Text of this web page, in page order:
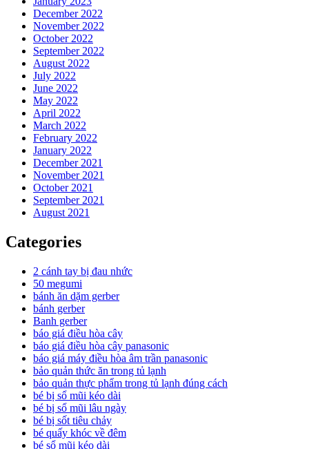
December 2022
November 2022
October 2022
September 2022
August 2022
July 2022
June 2022
May 2022
April 2022
March 2022
February 2022
January 2022
December 2021
November 2021
October 2021
September 2021
August 2021
Categories
2 cánh tay bị đau nhức
50 megumi
bánh ăn dặm gerber
bánh gerber
Banh gerber
báo giá điều hòa cây
báo giá điều hòa cây panasonic
báo giá máy điều hòa âm trần panasonic
bảo quản thức ăn trong tủ lạnh
bảo quản thực phẩm trong tủ lạnh đúng cách
bé bị sổ mũi kéo dài
bé bị sổ mũi lâu ngày
bé bị sốt tiêu chảy
bé quấy khóc về đêm
bé sổ mũi kéo dài